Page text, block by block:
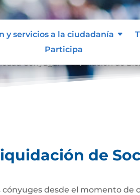
y servicios a la ciudadanía
Participa
Conyugal Separación de
de
desde el momento de